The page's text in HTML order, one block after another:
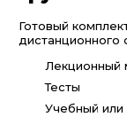
Готовый
дистанционного
Лекционный
Тесты
Учебный или